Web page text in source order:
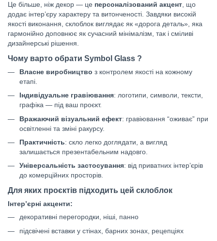
Це більше, ніж декор — це персоналізований акцент , що
додає інтер’єру характеру та витонченості. Завдяки високій
якості виконання, склоблок виглядає як «дорога деталь», яка
гармонійно доповнює як сучасний мінімалізм, так і сміливі
дизайнерські рішення.
Чому варто обрати Symbol Glass ?
Власне виробництво з контролем якості на кожному
етапі.
Індивідуальне гравіювання: логотипи, символи, тексти,
графіка — під ваш проєкт.
Вражаючий візуальний ефект: гравіювання “оживає” при
освітленні та зміні ракурсу.
Практичність: скло легко доглядати, а вигляд
залишається презентабельним надовго.
Універсальність застосування: від приватних інтер’єрів
до комерційних просторів.
Для яких проєктів підходить цей склоблок
Інтер’єрні акценти:
декоративні перегородки, ніші, панно
підсвічені вставки у стінах, барних зонах, рецепціях